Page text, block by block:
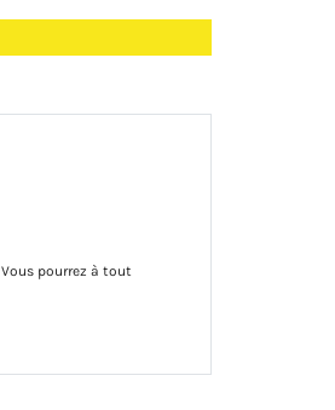
pourrez à tout